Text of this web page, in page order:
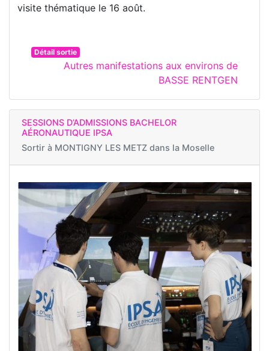
visite thématique le 16 août.
Détail sortie
Autres manifestations aux environs de
BASSE RENTGEN
SESSIONS D’ADMISSIONS BACHELOR
AÉRONAUTIQUE IPSA
Sortir à MONTIGNY LES METZ dans la Moselle